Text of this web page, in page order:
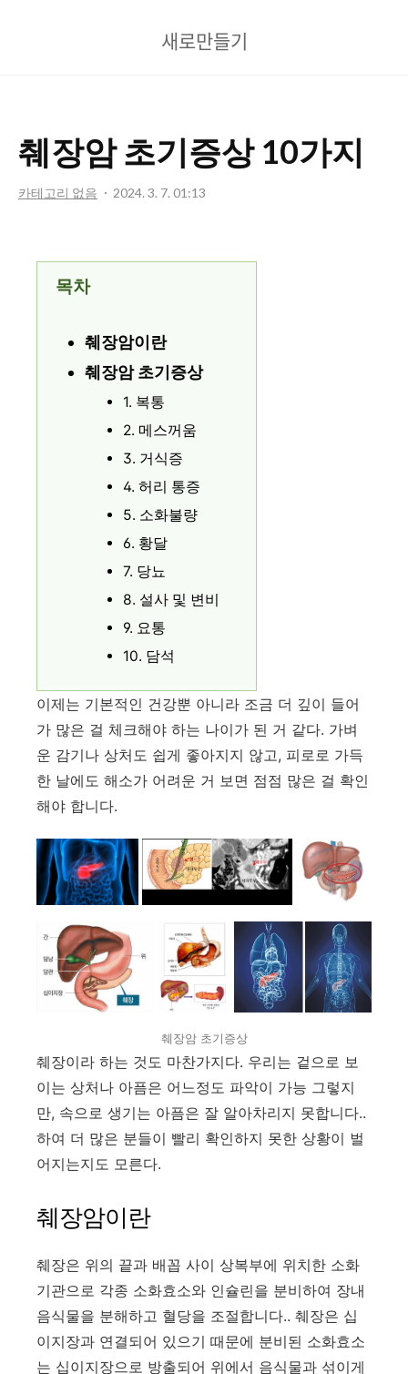
로
기
새로만들기
췌장암 초기증상 10가지
카테고리 없음 2024. 3. 7. 01:13
목차
췌장암이란
췌장암 초기증상
1. 복통
2. 메스꺼움
3. 거식증
4. 허리 통증
5. 소화불량
6. 황달
7. 당뇨
8. 설사 및 변비
9. 요통
10. 담석
이제는 기본적인 건강뿐 아니라 조금 더 깊이 들어
가 많은 걸 체크해야 하는 나이가 된 거 같다. 가벼
운 감기나 상처도 쉽게 좋아지지 않고, 피로로 가득
한 날에도 해소가 어려운 거 보면 점점 많은 걸 확인
해야 합니다.
췌장암 초기증상
췌장이라 하는 것도 마찬가지다. 우리는 겉으로 보
이는 상처나 아픔은 어느정도 파악이 가능 그렇지
만, 속으로 생기는 아픔은 잘 알아차리지 못합니다..
하여 더 많은 분들이 빨리 확인하지 못한 상황이 벌
어지는지도 모른다.
췌장암이란
췌장은 위의 끝과 배꼽 사이 상복부에 위치한 소화
기관으로 각종 소화효소와 인슐린을 분비하여 장내
음식물을 분해하고 혈당을 조절합니다.. 췌장은 십
이지장과 연결되어 있으기 때문에 분비된 소화효소
는 십이지장으로 방출되어 위에서 음식물과 섞이게